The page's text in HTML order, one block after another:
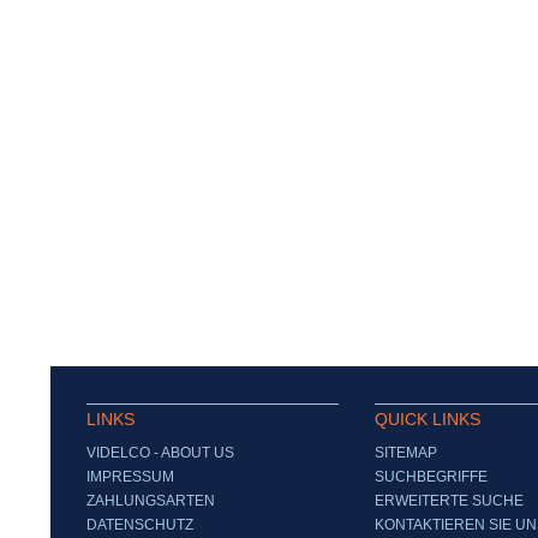
LINKS
VIDELCO - ABOUT US
IMPRESSUM
ZAHLUNGSARTEN
DATENSCHUTZ
QUICK LINKS
SITEMAP
SUCHBEGRIFFE
ERWEITERTE SUCHE
KONTAKTIEREN SIE